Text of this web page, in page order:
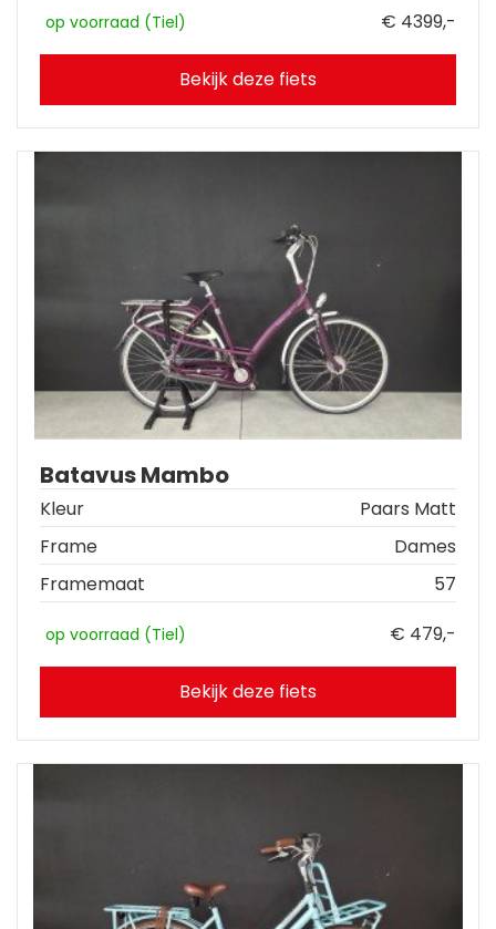
op voorraad (Tiel) € 4399,-
Bekijk deze fiets
Batavus Mambo
Kleur
Paars Matt
Frame
Dames
Framemaat
57
op voorraad (Tiel) € 479,-
Bekijk deze fiets